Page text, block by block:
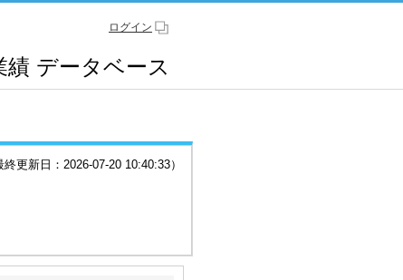
ログイン
績 データベース
更新日：2026-07-20 10:40:33）